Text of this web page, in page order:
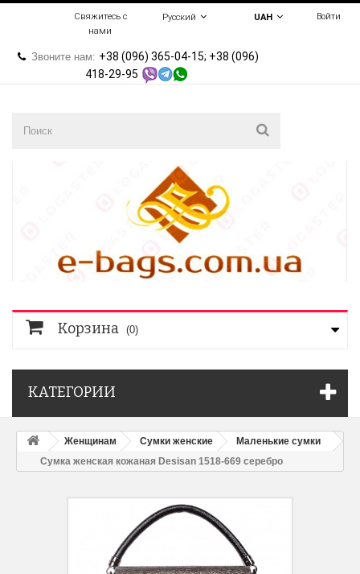
Войти
UAH
Русский
Свяжитесь с
нами
Звоните нам: +38 (096) 365-04-15; +38 (096)
418-29-95
Корзина (0)
КАТЕГОРИИ
Женщинам Сумки женские
Маленькие сумки
Сумка женская кожаная Desisan 1518-669 серебро